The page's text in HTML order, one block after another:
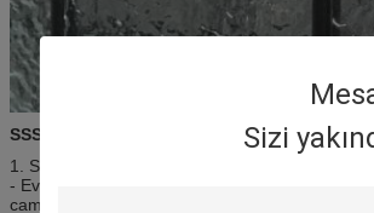
Sizi
SSS
1. Siz fabrika mısınız?
- Evet, fabrikadayız.
cam konusunda uzmanım.